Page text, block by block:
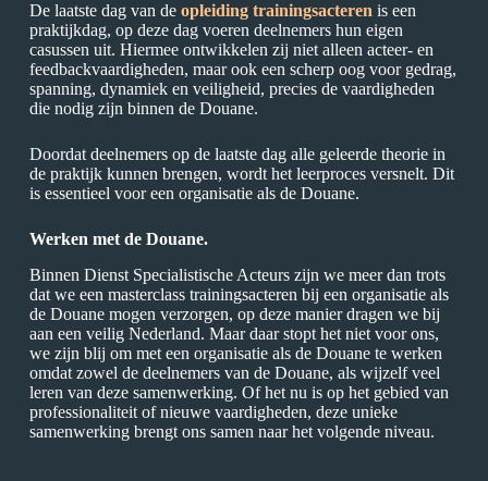
De laatste dag van de opleiding trainingsacteren is een
praktijkdag, op deze dag voeren deelnemers hun eigen
casussen uit. Hiermee ontwikkelen zij niet alleen acteer- en
feedbackvaardigheden, maar ook een scherp oog voor gedrag,
spanning, dynamiek en veiligheid, precies de vaardigheden
die nodig zijn binnen de Douane.
Doordat deelnemers op de laatste dag alle geleerde theorie in
de praktijk kunnen brengen, wordt het leerproces versnelt. Dit
is essentieel voor een organisatie als de Douane.
Werken met de Douane.
Binnen Dienst Specialistische Acteurs zijn we meer dan trots
dat we een masterclass trainingsacteren bij een organisatie als
de Douane mogen verzorgen, op deze manier dragen we bij
aan een veilig Nederland. Maar daar stopt het niet voor ons,
we zijn blij om met een organisatie als de Douane te werken
omdat zowel de deelnemers van de Douane, als wijzelf veel
leren van deze samenwerking. Of het nu is op het gebied van
professionaliteit of nieuwe vaardigheden, deze unieke
samenwerking brengt ons samen naar het volgende niveau.